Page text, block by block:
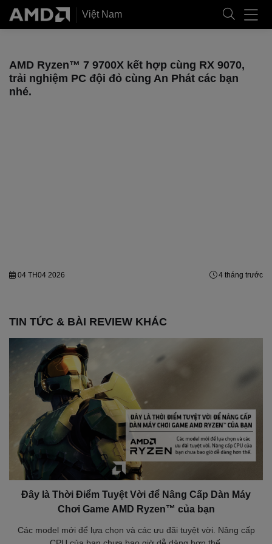
Việt Nam
AMD Ryzen™ 7 9700X kết hợp cùng RX 9070,
trải nghiệm PC đội đỏ cùng An Phát các bạn
nhé.
04 TH04 2026 4 tháng trước
TIN TỨC & BÀI REVIEW KHÁC
Đây là Thời Điểm Tuyệt Vời để Nâng Cấp Dàn Máy
Chơi Game AMD Ryzen™ của bạn
Các model mới để lựa chọn và các ưu đãi tuyệt vời. Nâng cấp